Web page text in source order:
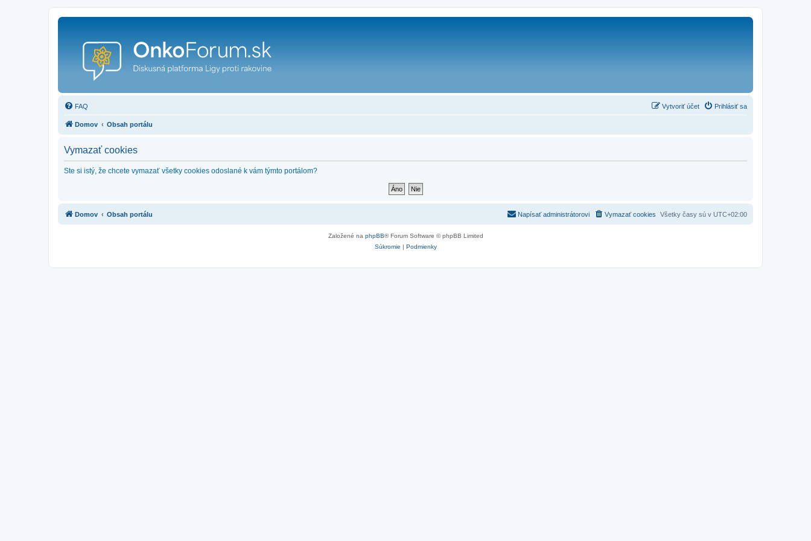
FAQ Prihlásiť sa
Vytvoriť účet
Domov Obsah portálu
Vymazať cookies
Ste si istý, že chcete vymazať všetky cookies odoslané k vám týmto portálom?
Domov Obsah portálu Všetky časy sú v UTC+02:00
Vymazať cookies
Napísať administrátorovi
Založené na phpBB® Forum Software © phpBB Limited
Súkromie | Podmienky